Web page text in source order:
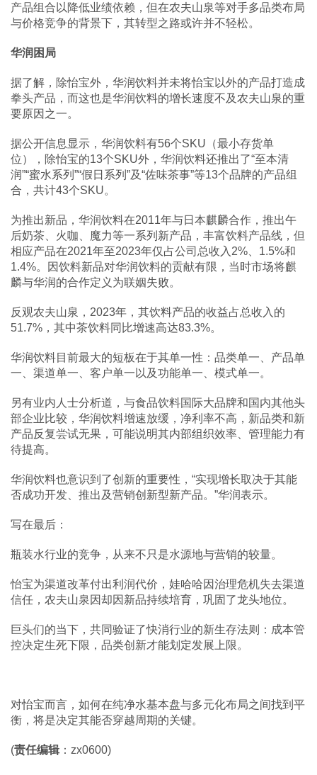
产品组合以降低业绩依赖，但在农夫山泉等对手多品类布局
与价格竞争的背景下，其转型之路或许并不轻松。
华润困局
据了解，除怡宝外，华润饮料并未将怡宝以外的产品打造成
拳头产品，而这也是华润饮料的增长速度不及农夫山泉的重
要原因之一。
据公开信息显示，华润饮料有56个SKU（最小存货单
位），除怡宝的13个SKU外，华润饮料还推出了“至本清
润”“蜜水系列”“假日系列”及“佐味茶事”等13个品牌的产品组
合，共计43个SKU。
为推出新品，华润饮料在2011年与日本麒麟合作，推出午
后奶茶、火咖、魔力等一系列新产品，丰富饮料产品线，但
相应产品在2021年至2023年仅占公司总收入2%、1.5%和
1.4%。因饮料新品对华润饮料的贡献有限，当时市场将麒
麟与华润的合作定义为联姻失败。
反观农夫山泉，2023年，其饮料产品的收益占总收入的
51.7%，其中茶饮料同比增速高达83.3%。
华润饮料目前最大的短板在于其单一性：品类单一、产品单
一、渠道单一、客户单一以及功能单一、模式单一。
另有业内人士分析道，与食品饮料国际大品牌和国内其他头
部企业比较，华润饮料增速放缓，净利率不高，新品类和新
产品反复尝试无果，可能说明其内部组织效率、管理能力有
待提高。
华润饮料也意识到了创新的重要性，“实现增长取决于其能
否成功开发、推出及营销创新型新产品。”华润表示。
写在最后：
瓶装水行业的竞争，从来不只是水源地与营销的较量。
怡宝为渠道改革付出利润代价，娃哈哈因治理危机失去渠道
信任，农夫山泉因却因新品持续培育，巩固了龙头地位。
巨头们的当下，共同验证了快消行业的新生存法则：成本管
控决定生死下限，品类创新才能划定发展上限。
对怡宝而言，如何在纯净水基本盘与多元化布局之间找到平
衡，将是决定其能否穿越周期的关键。
(责任编辑：zx0600)